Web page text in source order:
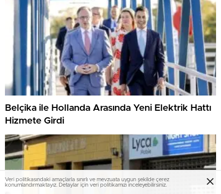
Belçika ile Hollanda Arasında Yeni Elektrik Hattı
Hizmete Girdi
Veri politikasındaki amaçlarla sınırlı ve mevzuata uygun şekilde çerez
konumlandırmaktayız. Detaylar için veri politikamızı inceleyebilirsiniz.